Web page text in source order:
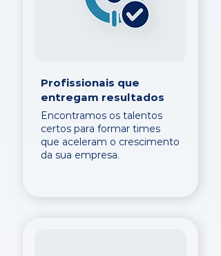
Profissionais que
entregam resultados
Encontramos os talentos
certos para formar times
que aceleram o crescimento
da sua empresa.